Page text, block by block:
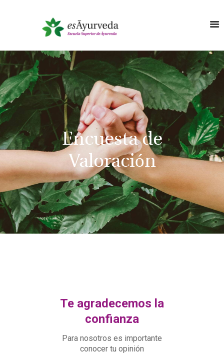
Encuesta de
Valoración
Te agradecemos la
confianza
Para nosotros es importante
conocer tu opinión